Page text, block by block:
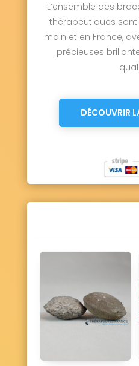
L’ensemble des
thérapeutiques
main et en France,
précieuses
DÉCOUVRIR